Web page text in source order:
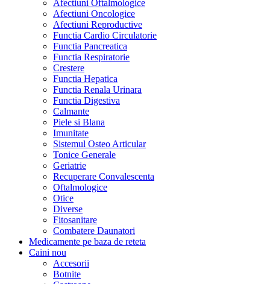
Afectiuni Oftalmologice
Afectiuni Oncologice
Afectiuni Reproductive
Functia Cardio Circulatorie
Functia Pancreatica
Functia Respiratorie
Crestere
Functia Hepatica
Functia Renala Urinara
Functia Digestiva
Calmante
Piele si Blana
Imunitate
Sistemul Osteo Articular
Tonice Generale
Geriatrie
Recuperare Convalescenta
Oftalmologice
Otice
Diverse
Fitosanitare
Combatere Daunatori
Medicamente pe baza de reteta
Caini nou
Accesorii
Botnite